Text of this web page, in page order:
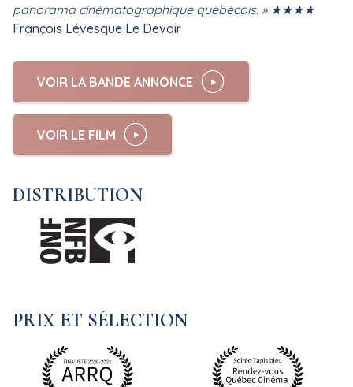
panorama cinématographique québécois. » ★★★★
François Lévesque Le Devoir
VOIR LA BANDE ANNONCE
VOIR LE FILM
DISTRIBUTION
PRIX ET SÉLECTION